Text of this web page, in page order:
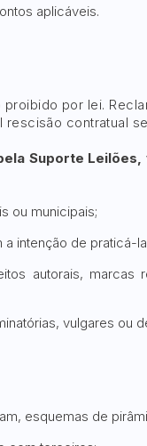
aplicáveis.
por lei.
contratual
Suporte
ou municipais;
intenção de praticá-
autorais,
vulgares
esquemas de